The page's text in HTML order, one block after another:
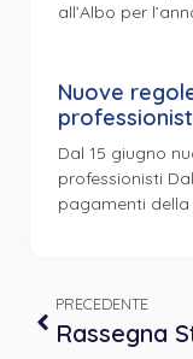
all’Albo per
Nuove
Dal 15 giugno
professionisti
pagamenti della
PRECEDENTE